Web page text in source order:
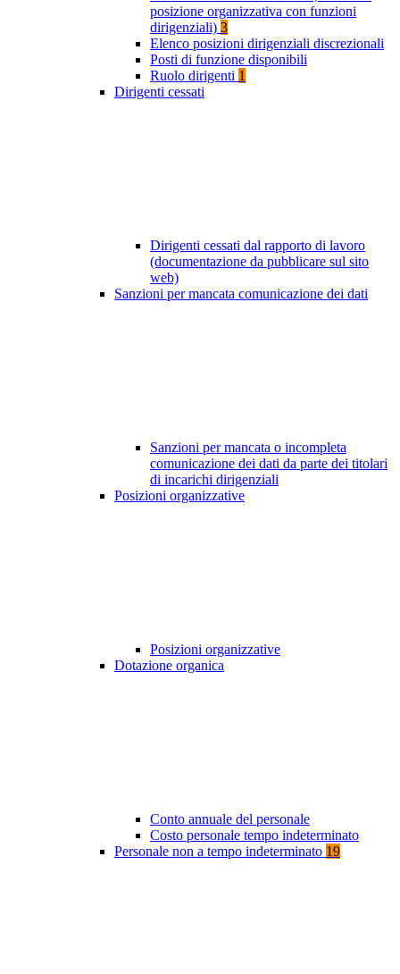
posizione organizzativa con funzioni
dirigenziali) 3
Elenco posizioni dirigenziali discrezionali
Posti di funzione disponibili
Ruolo dirigenti 1
Dirigenti cessati
Dirigenti cessati dal rapporto di lavoro
(documentazione da pubblicare sul sito
web)
Sanzioni per mancata comunicazione dei dati
Sanzioni per mancata o incompleta
comunicazione dei dati da parte dei titolari
di incarichi dirigenziali
Posizioni organizzative
Posizioni organizzative
Dotazione organica
Conto annuale del personale
Costo personale tempo indeterminato
Personale non a tempo indeterminato 19